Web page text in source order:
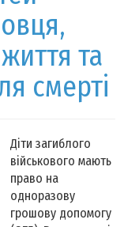
та
смерті
Діти загиблого
військового мають
право на
одноразову
грошову допомогу